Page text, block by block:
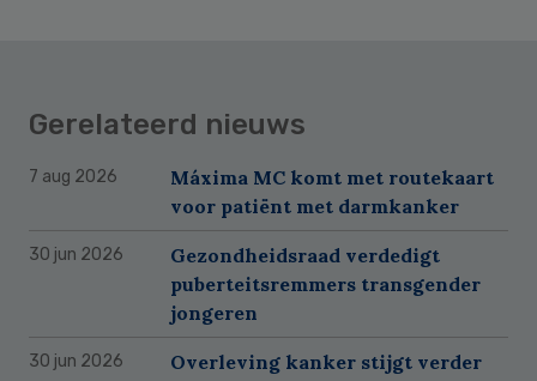
Gerelateerd nieuws
7 aug 2026
Máxima MC komt met routekaart
voor patiënt met darmkanker
30 jun 2026
Gezondheidsraad verdedigt
puberteitsremmers transgender
jongeren
30 jun 2026 Overleving kanker stijgt verder